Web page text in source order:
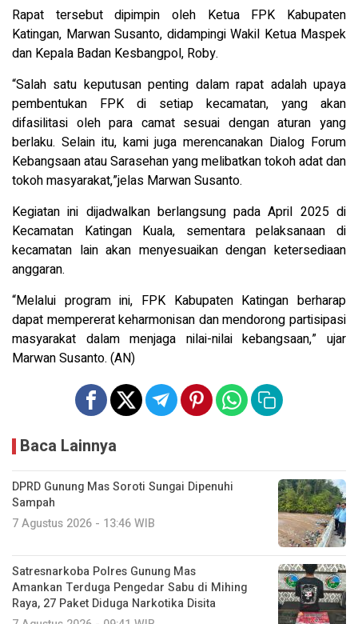
Rapat tersebut dipimpin oleh Ketua FPK Kabupaten
Katingan, Marwan Susanto, didampingi Wakil Ketua Maspek
dan Kepala Badan Kesbangpol, Roby.
“Salah satu keputusan penting dalam rapat adalah upaya
pembentukan FPK di setiap kecamatan, yang akan
difasilitasi oleh para camat sesuai dengan aturan yang
berlaku. Selain itu, kami juga merencanakan Dialog Forum
Kebangsaan atau Sarasehan yang melibatkan tokoh adat dan
tokoh masyarakat,”jelas Marwan Susanto.
Kegiatan ini dijadwalkan berlangsung pada April 2025 di
Kecamatan Katingan Kuala, sementara pelaksanaan di
kecamatan lain akan menyesuaikan dengan ketersediaan
anggaran.
“Melalui program ini, FPK Kabupaten Katingan berharap
dapat mempererat keharmonisan dan mendorong partisipasi
masyarakat dalam menjaga nilai-nilai kebangsaan,” ujar
Marwan Susanto. (AN)
Baca Lainnya
DPRD Gunung Mas Soroti Sungai Dipenuhi
Sampah
7 Agustus 2026 - 13:46 WIB
Satresnarkoba Polres Gunung Mas
Amankan Terduga Pengedar Sabu di Mihing
Raya, 27 Paket Diduga Narkotika Disita